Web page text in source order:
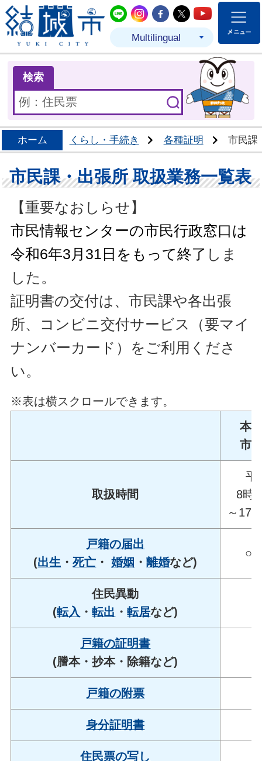
結城市公式LINE
結城市公式Instagram
結城市公式
結城市公式
結城市
Multilingual
検索
ホーム くらし・手続き 各種証明 市民課
市民課・出張所 取扱業務一覧表
【重要なおしらせ】
市民情報センターの市民行政窓口は
令和6年3月31日をもって終了 しま
した。
証明書の交付は、市民課や各出張
所、コンビニ交付サービス（要マイ
ナンバーカード）をご利用くださ
い。
※表は横スクロールできます。
本
市
取扱時間
平
8時
～17
戸籍の届出
(出生 ・死亡 ・婚姻 ・離婚など)
住民異動
(転入 ・転出 ・転居など)
戸籍の証明書
(謄本・抄本・除籍など)
戸籍の附票
身分証明書
住民票の写し